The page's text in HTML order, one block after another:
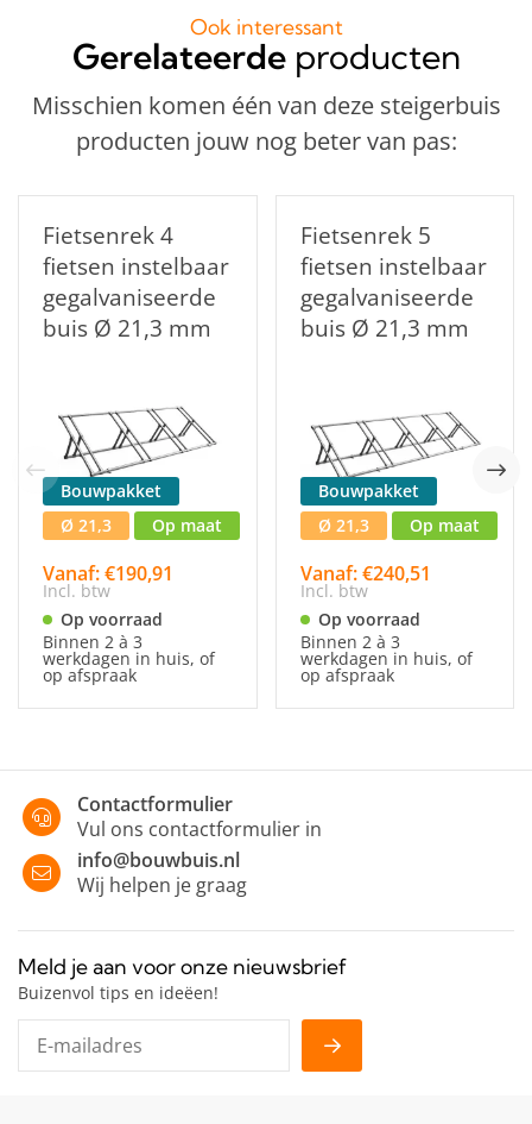
Ook interessant
Gerelateerdeproducten
Misschien komen één van deze steigerbuis
producten jouw nog beter van pas:
Fietsenrek 4
fietsen instelbaar
gegalvaniseerde
buis Ø 21,3 mm
Bouwpakket
Ø 21,3
Op maat
Vanaf: €190,91
Incl. btw
Op voorraad
Binnen 2 à 3
werkdagen in huis, of
op afspraak
Fietsenrek 5
fietsen instelbaar
gegalvaniseerde
buis Ø 21,3 mm
Bouwpakket
Ø 21,3
Op maat
Vanaf: €240,51
Incl. btw
Op voorraad
Binnen 2 à 3
werkdagen in huis, of
op afspraak
Contactformulier
Vul ons contactformulier in
info@bouwbuis.nl
Wij helpen je graag
Meld je aan voor onze nieuwsbrief
Buizenvol tips en ideëen!